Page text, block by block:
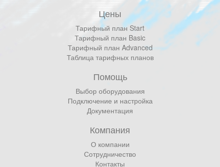
Цены
Тарифный план Start
Тарифный план Basic
Тарифный план Advanced
Таблица тарифных планов
Помощь
Выбор оборудования
Подключение и настройка
Документация
Компания
О компании
Сотрудничество
Контакты